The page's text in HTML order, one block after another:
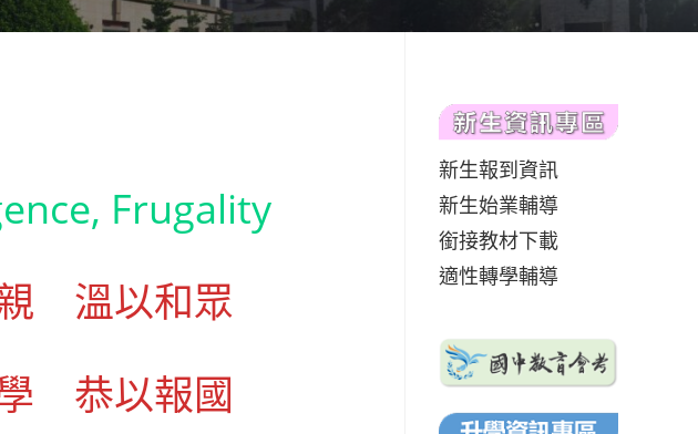
Frugality
溫以和眾
恭以報國
新生報到資訊
新生始業輔導
銜接教材下載
適性轉學輔導